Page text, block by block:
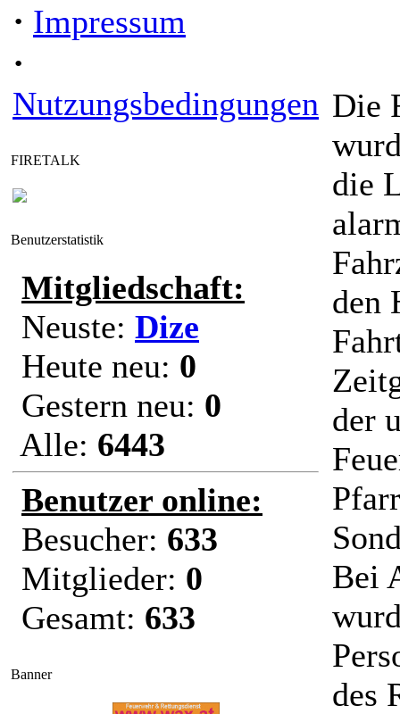
· Impressum
·
Nutzungsbedingungen
FIRETALK
Benutzerstatistik
Mitgliedschaft:
Neuste: Dize
Heute neu: 0
Gestern neu: 0
Alle: 6443
Benutzer online:
Besucher: 633
Mitglieder: 0
Gesamt: 633
Banner
Die
die
den
der
Bei
des